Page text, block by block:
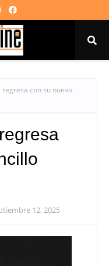
con su nuevo
12, 2025